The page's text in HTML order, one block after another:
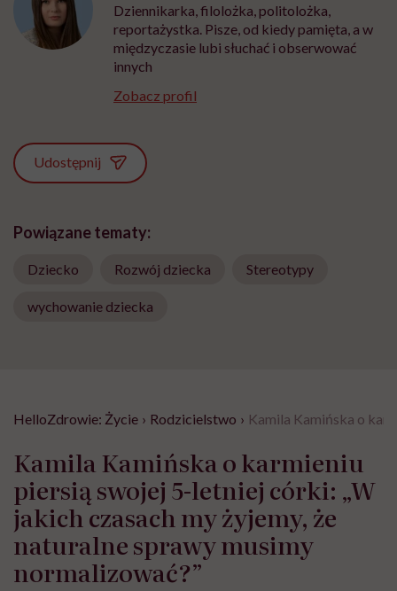
Dziennikarka, filolożka, politolożka,
reportażystka. Pisze, od kiedy pamięta, a w
międzyczasie lubi słuchać i obserwować
innych
Zobacz profil
Udostępnij
Powiązane tematy:
Dziecko Rozwój dziecka Stereotypy
wychowanie dziecka
HelloZdrowie: Życie › Rodzicielstwo › Kamila Kamińska o
Kamila Kamińska o karmieniu
piersią swojej 5-letniej córki: „W
jakich czasach my żyjemy, że
naturalne sprawy musimy
normalizować?”